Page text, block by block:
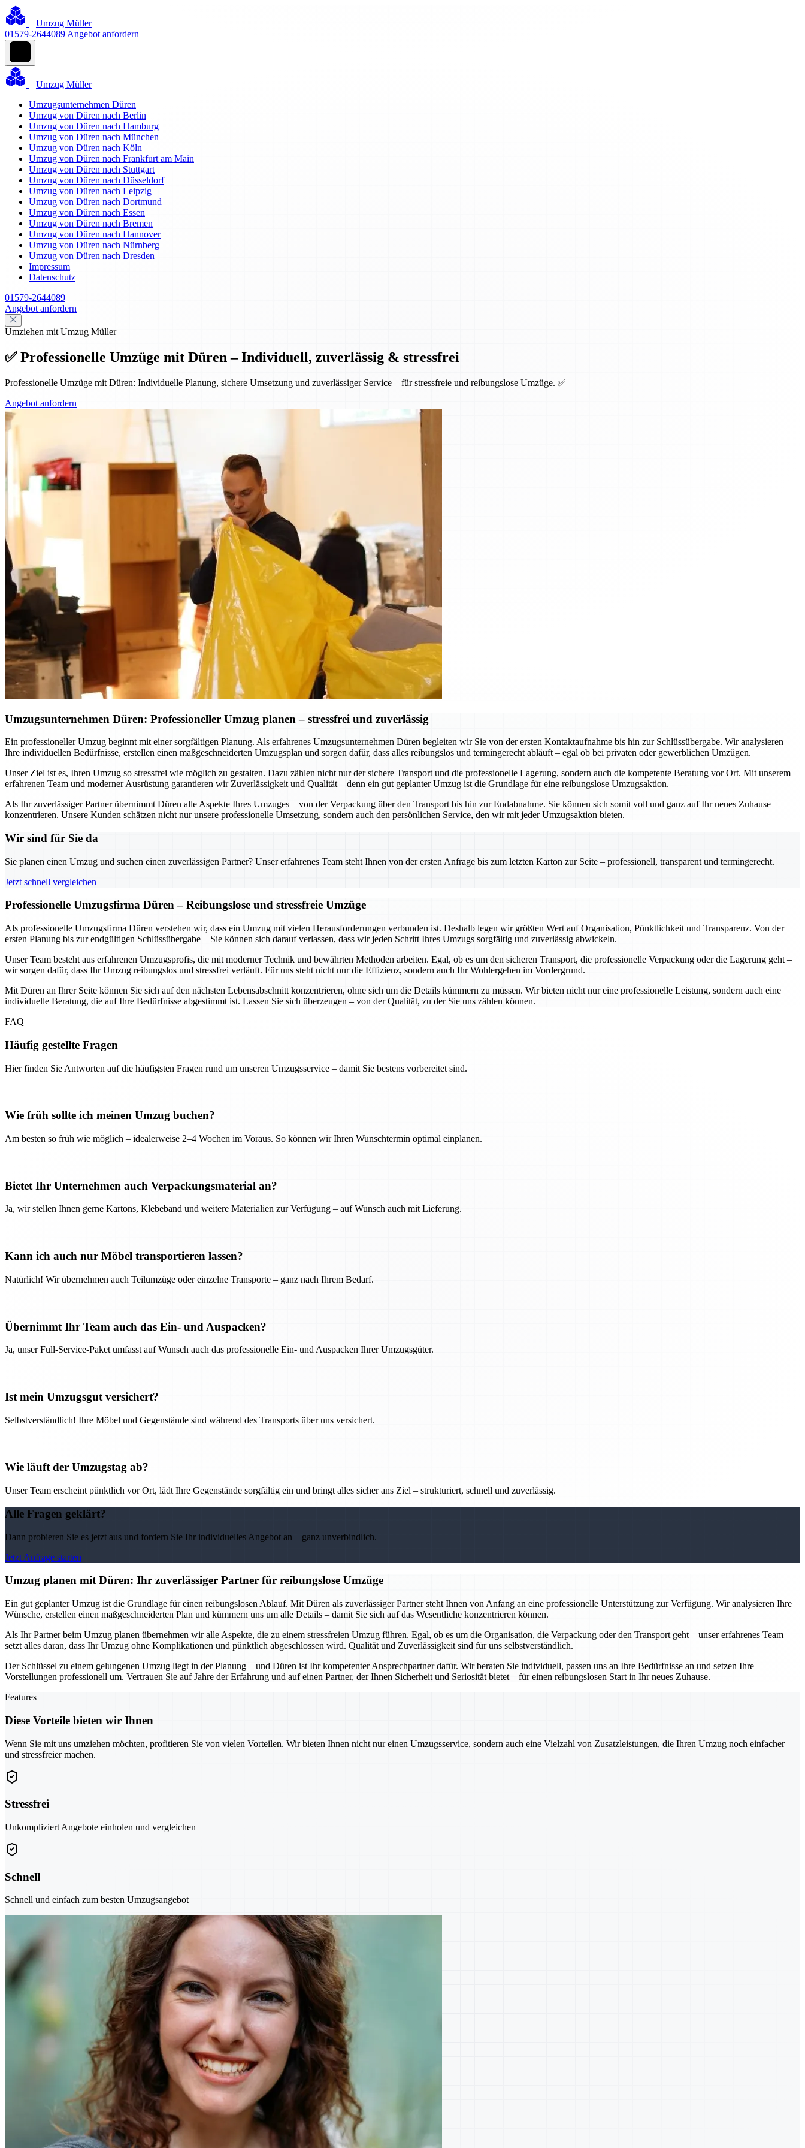
Umzug Müller
01579-2644089 Angebot anfordern
Umzug Müller
Umzugsunternehmen Düren
Umzug von Düren nach Berlin
Umzug von Düren nach Hamburg
Umzug von Düren nach München
Umzug von Düren nach Köln
Umzug von Düren nach Frankfurt am Main
Umzug von Düren nach Stuttgart
Umzug von Düren nach Düsseldorf
Umzug von Düren nach Leipzig
Umzug von Düren nach Dortmund
Umzug von Düren nach Essen
Umzug von Düren nach Bremen
Umzug von Düren nach Hannover
Umzug von Düren nach Nürnberg
Umzug von Düren nach Dresden
Impressum
Datenschutz
01579-2644089
Angebot anfordern
Umziehen mit Umzug Müller
✅ Professionelle Umzüge mit Düren – Individuell, zuverlässig & stressfrei
Professionelle Umzüge mit Düren: Individuelle Planung, sichere Umsetzung und zuverlässiger Service – für stressfreie und reibungslose Umzüge. ✅
Angebot anfordern
Umzugsunternehmen Düren: Professioneller Umzug planen – stressfrei und zuverlässig
Ein professioneller Umzug beginnt mit einer sorgfältigen Planung. Als erfahrenes Umzugsunternehmen Düren begleiten wir Sie von der ersten Kontaktaufnahme bis hin zur Schlüssübergabe. Wir analysieren
Ihre individuellen Bedürfnisse, erstellen einen maßgeschneiderten Umzugsplan und sorgen dafür, dass alles reibungslos und termingerecht abläuft – egal ob bei privaten oder gewerblichen Umzügen.
Unser Ziel ist es, Ihren Umzug so stressfrei wie möglich zu gestalten. Dazu zählen nicht nur der sichere Transport und die professionelle Lagerung, sondern auch die kompetente Beratung vor Ort. Mit unserem
erfahrenen Team und moderner Ausrüstung garantieren wir Zuverlässigkeit und Qualität – denn ein gut geplanter Umzug ist die Grundlage für eine reibungslose Umzugsaktion.
Als Ihr zuverlässiger Partner übernimmt Düren alle Aspekte Ihres Umzuges – von der Verpackung über den Transport bis hin zur Endabnahme. Sie können sich somit voll und ganz auf Ihr neues Zuhause
konzentrieren. Unsere Kunden schätzen nicht nur unsere professionelle Umsetzung, sondern auch den persönlichen Service, den wir mit jeder Umzugsaktion bieten.
Wir sind für Sie da
Sie planen einen Umzug und suchen einen zuverlässigen Partner? Unser erfahrenes Team steht Ihnen von der ersten Anfrage bis zum letzten Karton zur Seite – professionell, transparent und termingerecht.
Jetzt schnell vergleichen
Professionelle Umzugsfirma Düren – Reibungslose und stressfreie Umzüge
Als professionelle Umzugsfirma Düren verstehen wir, dass ein Umzug mit vielen Herausforderungen verbunden ist. Deshalb legen wir größten Wert auf Organisation, Pünktlichkeit und Transparenz. Von der
ersten Planung bis zur endgültigen Schlüssübergabe – Sie können sich darauf verlassen, dass wir jeden Schritt Ihres Umzugs sorgfältig und zuverlässig abwickeln.
Unser Team besteht aus erfahrenen Umzugsprofis, die mit moderner Technik und bewährten Methoden arbeiten. Egal, ob es um den sicheren Transport, die professionelle Verpackung oder die Lagerung geht –
wir sorgen dafür, dass Ihr Umzug reibungslos und stressfrei verläuft. Für uns steht nicht nur die Effizienz, sondern auch Ihr Wohlergehen im Vordergrund.
Mit Düren an Ihrer Seite können Sie sich auf den nächsten Lebensabschnitt konzentrieren, ohne sich um die Details kümmern zu müssen. Wir bieten nicht nur eine professionelle Leistung, sondern auch eine
individuelle Beratung, die auf Ihre Bedürfnisse abgestimmt ist. Lassen Sie sich überzeugen – von der Qualität, zu der Sie uns zählen können.
FAQ
Häufig gestellte Fragen
Hier finden Sie Antworten auf die häufigsten Fragen rund um unseren Umzugsservice – damit Sie bestens vorbereitet sind.
Wie früh sollte ich meinen Umzug buchen?
Am besten so früh wie möglich – idealerweise 2–4 Wochen im Voraus. So können wir Ihren Wunschtermin optimal einplanen.
Bietet Ihr Unternehmen auch Verpackungsmaterial an?
Ja, wir stellen Ihnen gerne Kartons, Klebeband und weitere Materialien zur Verfügung – auf Wunsch auch mit Lieferung.
Kann ich auch nur Möbel transportieren lassen?
Natürlich! Wir übernehmen auch Teilumzüge oder einzelne Transporte – ganz nach Ihrem Bedarf.
Übernimmt Ihr Team auch das Ein- und Auspacken?
Ja, unser Full-Service-Paket umfasst auf Wunsch auch das professionelle Ein- und Auspacken Ihrer Umzugsgüter.
Ist mein Umzugsgut versichert?
Selbstverständlich! Ihre Möbel und Gegenstände sind während des Transports über uns versichert.
Wie läuft der Umzugstag ab?
Unser Team erscheint pünktlich vor Ort, lädt Ihre Gegenstände sorgfältig ein und bringt alles sicher ans Ziel – strukturiert, schnell und zuverlässig.
Alle Fragen geklärt?
Dann probieren Sie es jetzt aus und fordern Sie Ihr individuelles Angebot an – ganz unverbindlich.
Jetzt Anfrage starten
Umzug planen mit Düren: Ihr zuverlässiger Partner für reibungslose Umzüge
Ein gut geplanter Umzug ist die Grundlage für einen reibungslosen Ablauf. Mit Düren als zuverlässiger Partner steht Ihnen von Anfang an eine professionelle Unterstützung zur Verfügung. Wir analysieren Ihre
Wünsche, erstellen einen maßgeschneiderten Plan und kümmern uns um alle Details – damit Sie sich auf das Wesentliche konzentrieren können.
Als Ihr Partner beim Umzug planen übernehmen wir alle Aspekte, die zu einem stressfreien Umzug führen. Egal, ob es um die Organisation, die Verpackung oder den Transport geht – unser erfahrenes Team
setzt alles daran, dass Ihr Umzug ohne Komplikationen und pünktlich abgeschlossen wird. Qualität und Zuverlässigkeit sind für uns selbstverständlich.
Der Schlüssel zu einem gelungenen Umzug liegt in der Planung – und Düren ist Ihr kompetenter Ansprechpartner dafür. Wir beraten Sie individuell, passen uns an Ihre Bedürfnisse an und setzen Ihre
Vorstellungen professionell um. Vertrauen Sie auf Jahre der Erfahrung und auf einen Partner, der Ihnen Sicherheit und Seriosität bietet – für einen reibungslosen Start in Ihr neues Zuhause.
Features
Diese Vorteile bieten wir Ihnen
Wenn Sie mit uns umziehen möchten, profitieren Sie von vielen Vorteilen. Wir bieten Ihnen nicht nur einen Umzugsservice, sondern auch eine Vielzahl von Zusatzleistungen, die Ihren Umzug noch einfacher
und stressfreier machen.
Stressfrei
Unkompliziert Angebote einholen und vergleichen
Schnell
Schnell und einfach zum besten Umzugsangebot